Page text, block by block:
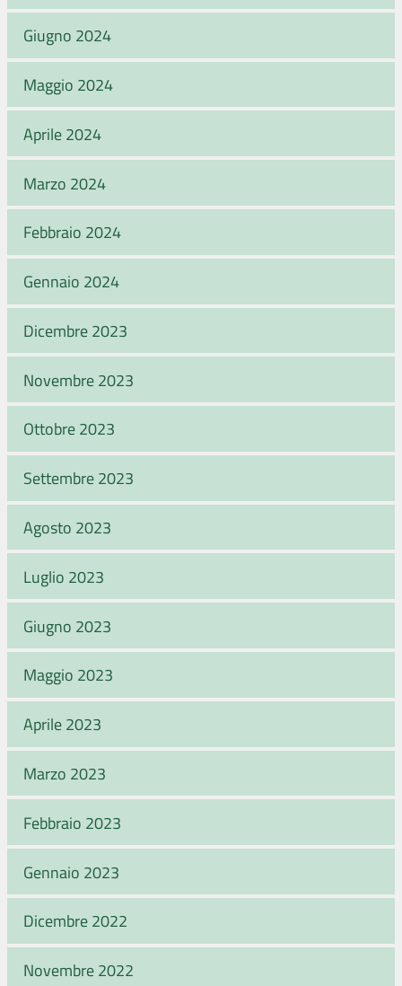
Giugno 2024
Maggio 2024
Aprile 2024
Marzo 2024
Febbraio 2024
Gennaio 2024
Dicembre 2023
Novembre 2023
Ottobre 2023
Settembre 2023
Agosto 2023
Luglio 2023
Giugno 2023
Maggio 2023
Aprile 2023
Marzo 2023
Febbraio 2023
Gennaio 2023
Dicembre 2022
Novembre 2022